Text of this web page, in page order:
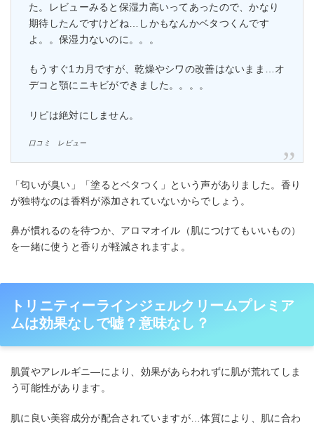
た。レビューみると保湿力高いってあったので、かなり
期待したんですけどね…しかもなんかベタつくんです
よ。。保湿力ないのに。。。
もうすぐ1カ月ですが、乾燥やシワの改善はないまま…オ
デコと顎にニキビができました。。。。
リピは絶対にしません。
口コミ レビュー
「匂いが臭い」「塗るとベタつく」という声がありました。香り
が独特なのは香料が添加されていないからでしょう。
鼻が慣れるのを待つか、アロマオイル（肌につけてもいいもの）
を一緒に使うと香りが軽減されますよ。
トリニティーラインジェルクリームプレミア
ムは効果なしで嘘？意味なし？
肌質やアレルギニ―により、効果があらわれずに肌が荒れてしま
う可能性があります。
肌に良い美容成分が配合されていますが…体質により、肌に合わ